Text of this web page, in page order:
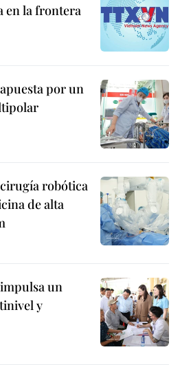
en la frontera
por un
robótica
de alta
un
y